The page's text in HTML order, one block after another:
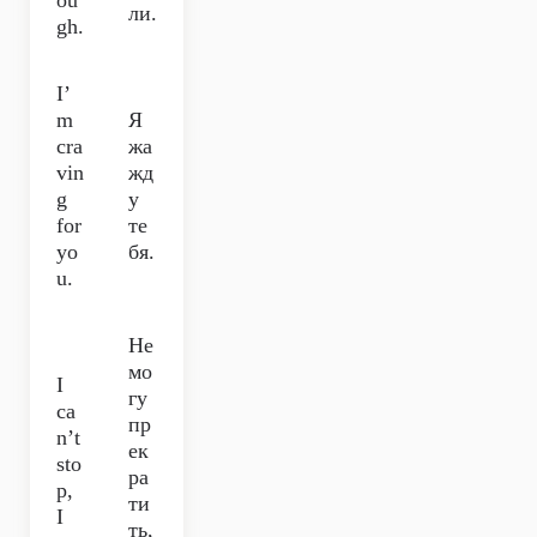
gh.
ли.
I’
m
cra
vin
g
for
yo
u.
Я
жа
жд
у
те
бя.
I
ca
n’t
sto
p,
I
Не
мо
гу
пр
ек
ра
ти
ть,